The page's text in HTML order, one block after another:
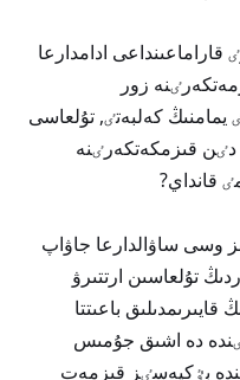
ادامدارعا
زور
كەلبەتٸ, تۇلعاسى
قىزمكەتكەرٸنە
قانداي?
وسى ساۋالدارعا جاۋاپ
تۇلعاسىن ارتتىرۋ
قايىرىمدىلىق باعىتتا
دە اشىق جۇمىس
بٷكپەسٸز قىزمەت